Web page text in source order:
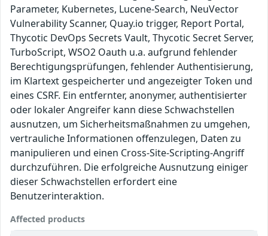
Parameter, Kubernetes, Lucene-Search, NeuVector
Vulnerability Scanner, Quay.io trigger, Report Portal,
Thycotic DevOps Secrets Vault, Thycotic Secret Server,
TurboScript, WSO2 Oauth u.a. aufgrund fehlender
Berechtigungsprüfungen, fehlender Authentisierung,
im Klartext gespeicherter und angezeigter Token und
eines CSRF. Ein entfernter, anonymer, authentisierter
oder lokaler Angreifer kann diese Schwachstellen
ausnutzen, um Sicherheitsmaßnahmen zu umgehen,
vertrauliche Informationen offenzulegen, Daten zu
manipulieren und einen Cross-Site-Scripting-Angriff
durchzuführen. Die erfolgreiche Ausnutzung einiger
dieser Schwachstellen erfordert eine
Benutzerinteraktion.
Affected products